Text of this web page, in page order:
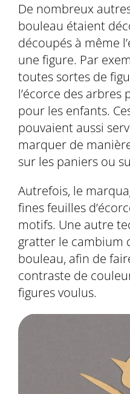
De nombreux
bouleau étaient
découpés à même
une figure. Par
toutes sortes de
l’écorce des
pour les enfants.
pouvaient aussi
marquer de
sur les paniers ou
Autrefois, le
fines feuilles
motifs. Une autre
gratter le cambium
bouleau, afin de
contraste de
figures voulus.